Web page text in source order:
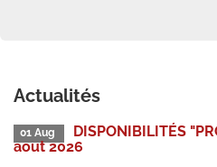
Actualités
01 Aug
DISPONIBILITÉS
aout 2026